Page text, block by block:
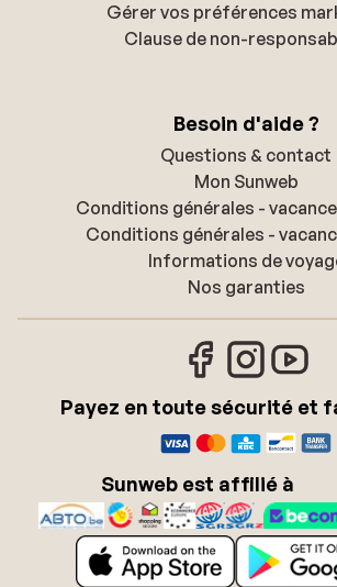
Gérer vos préférences
Clause de non-
Besoin d'aide ?
Questions & contact
Mon Sunweb
Conditions générales -
Conditions générales -
Informations de
Nos garanties
Payez en toute sécurité et
Sunweb est affilié à